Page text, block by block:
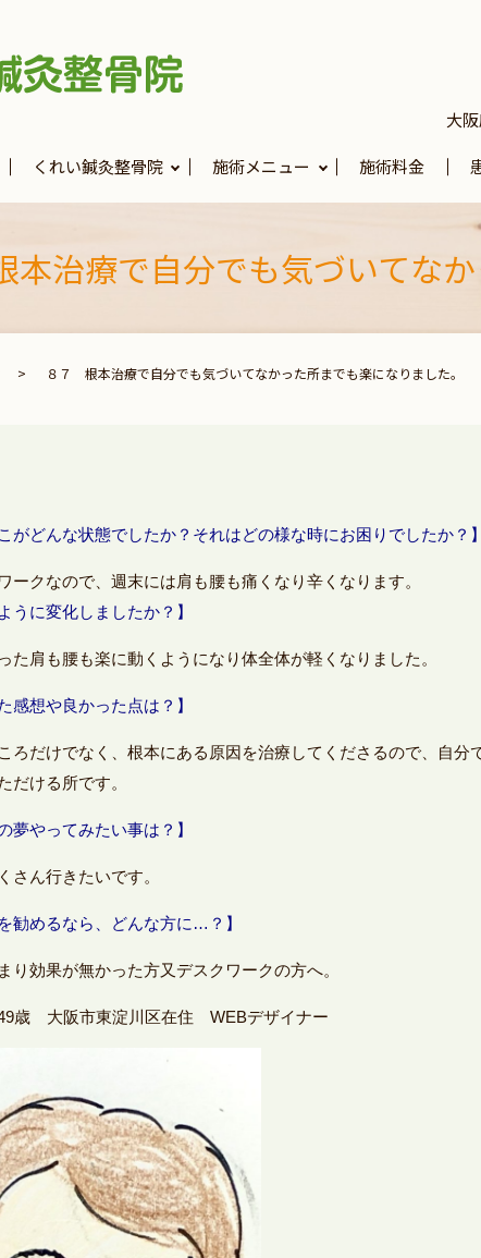
大
くれい鍼灸整骨院 施術メニュー 施術料金
治療で自分でも気づいてなか
８７ 根本治療で自分でも気づいてなかった所までも楽になりました。
がどんな状態でしたか？それはどの様な時にお困りでしたか？】
ークなので、週末には肩も腰も痛くなり辛くなります。
うに変化しましたか？】
た肩も腰も楽に動くようになり体全体が軽くなりました。
感想や良かった点は？】
ろだけでなく、根本にある原因を治療してくださるので、自分
だける所です。
夢やってみたい事は？】
くさん行きたいです。
勧めるなら、どんな方に…？】
り効果が無かった方又デスクワークの方へ。
歳 大阪市東淀川区在住 WEBデザイナー